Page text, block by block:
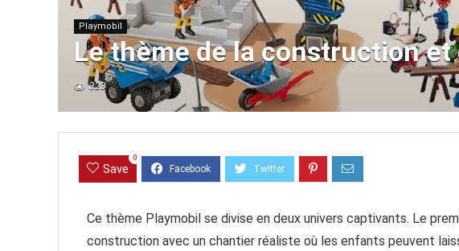
Playmobil
Le thème de la construction
323
Save
0
Ce thème Playmobil se divise en deux univers captivants. Le
construction avec un chantier réaliste où les enfants peuvent